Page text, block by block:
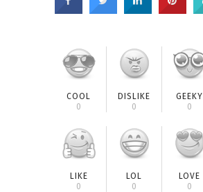
COOL
0
DISLIKE
0
GEEKY
0
LIKE
0
LOL
0
LOVE
0